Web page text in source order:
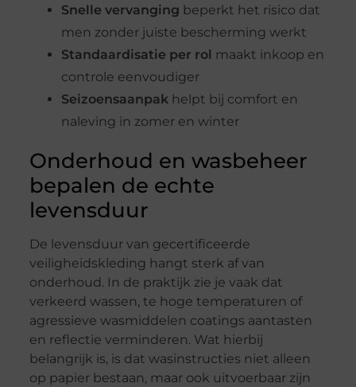
Snelle vervanging beperkt het risico dat
men zonder juiste bescherming werkt
Standaardisatie per rol maakt inkoop en
controle eenvoudiger
Seizoensaanpakhelpt bij comfort en
naleving in zomer en winter
Onderhoud en wasbeheer
bepalen de echte
levensduur
De levensduur van gecertificeerde
veiligheidskleding hangt sterk af van
onderhoud. In de praktijk zie je vaak dat
verkeerd wassen, te hoge temperaturen of
agressieve wasmiddelen coatings aantasten
en reflectie verminderen. Wat hierbij
belangrijk is, is dat wasinstructies niet alleen
op papier bestaan, maar ook uitvoerbaar zijn